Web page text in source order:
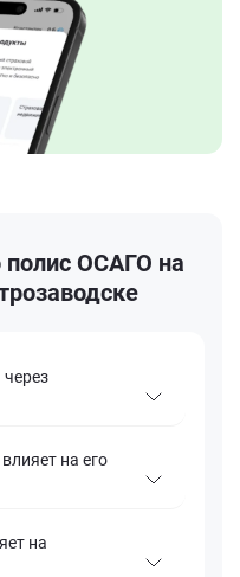
ОСАГО на
на его
на